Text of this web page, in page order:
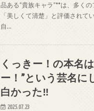
品ある“貴族キャラ”**は、多く
「美しくて清楚」と評価されて
自…
くっきー！の本名
ー！”という芸名
白かった‼
2025.07.23